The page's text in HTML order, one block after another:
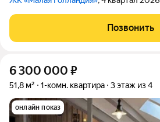
Позвонить
6 300 000 ₽
51,8 м² 1-комн. квартира 3 этаж из 4
онлайн показ